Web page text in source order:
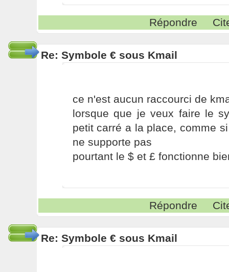
Répondre
Re: Symbole € sous Kmail
ce n'est aucun raccourci de
lorsque que je veux faire le
petit carré a la place, comme
ne supporte pas
pourtant le $ et £ fonctionne
Répondre
Re: Symbole € sous Kmail